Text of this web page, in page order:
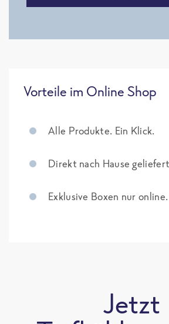
Vorteile im Online Shop
Alle Produkte. Ein Klick.
Direkt nach Hause
Exklusive Boxen nur online.
Jetzt